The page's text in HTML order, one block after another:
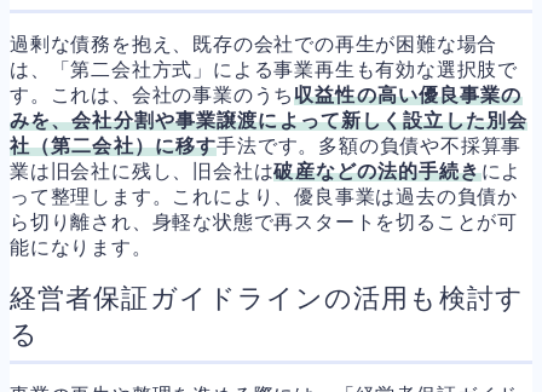
過剰な債務を抱え、既存の会社での再生が困難な場合
は、「第二会社方式」による事業再生も有効な選択肢で
す。これは、会社の事業のうち収益性の高い優良事業の
みを、会社分割や事業譲渡によって新しく設立した別会
社（第二会社）に移す手法です。多額の負債や不採算事
業は旧会社に残し、旧会社は破産などの法的手続きによ
って整理します。これにより、優良事業は過去の負債か
ら切り離され、身軽な状態で再スタートを切ることが可
能になります。
経営者保証ガイドラインの活用も検討す
る